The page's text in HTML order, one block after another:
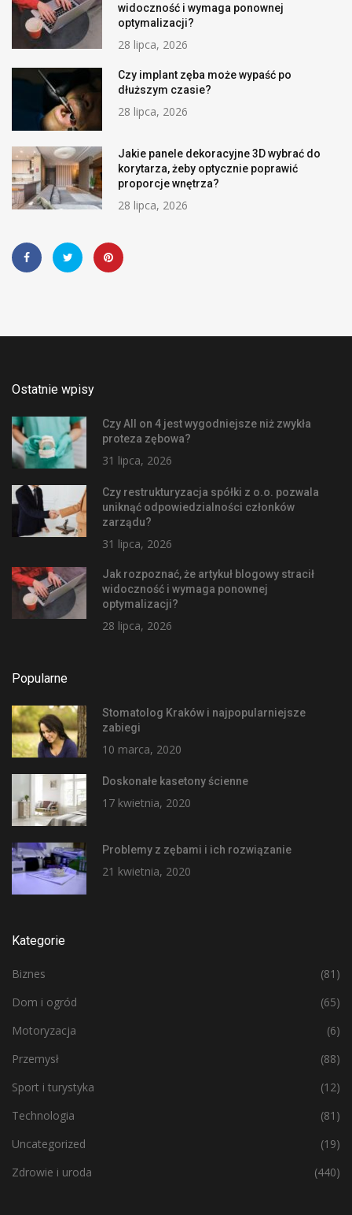
widoczność i wymaga ponownej
optymalizacji?
28 lipca, 2026
Czy implant zęba może wypaść po
dłuższym czasie?
28 lipca, 2026
Jakie panele dekoracyjne 3D wybrać do
korytarza, żeby optycznie poprawić
proporcje wnętrza?
28 lipca, 2026
Ostatnie wpisy
Czy All on 4 jest wygodniejsze niż zwykła
proteza zębowa?
31 lipca, 2026
Czy restrukturyzacja spółki z o.o. pozwala
uniknąć odpowiedzialności członków
zarządu?
31 lipca, 2026
Jak rozpoznać, że artykuł blogowy stracił
widoczność i wymaga ponownej
optymalizacji?
28 lipca, 2026
Popularne
Stomatolog Kraków i najpopularniejsze
zabiegi
10 marca, 2020
Doskonałe kasetony ścienne
17 kwietnia, 2020
Problemy z zębami i ich rozwiązanie
21 kwietnia, 2020
Kategorie
Biznes
(81)
Dom i ogród
(65)
Motoryzacja
(6)
Przemysł
(88)
Sport i turystyka
(12)
Technologia
(81)
Uncategorized
(19)
Zdrowie i uroda
(440)